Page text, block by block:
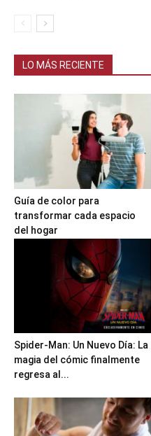
LO MÁS RECIENTE
Guía de color para
transformar cada espacio
del hogar
Spider-Man: Un Nuevo Día: La
magia del cómic finalmente
regresa al...